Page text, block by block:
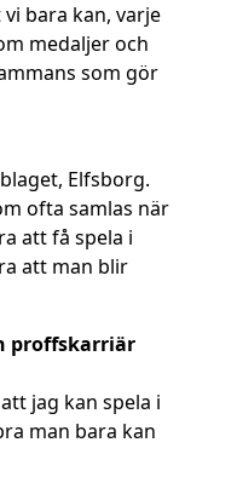
bara kan, varje
medaljer och
som gör
Elfsborg.
ofta samlas när
att få spela i
att man blir
proffskarriär
jag kan spela i
man bara kan